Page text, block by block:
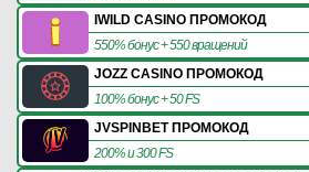
IWILD CASINO ПРОМОКОД
550% бонус + 550 вращений
JOZZ CASINO ПРОМОКОД
100% бонус + 50 FS
JVSPINBET ПРОМОКОД
200% и 300 FS